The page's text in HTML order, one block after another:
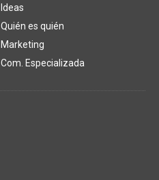
Ideas
Quién es quién
Marketing
Com. Especializada